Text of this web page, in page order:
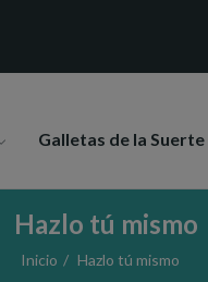
Galletas de la Suerte
Hazlo tú mismo
Inicio Hazlo tú mismo